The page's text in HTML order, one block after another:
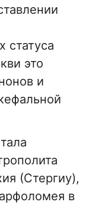
статуса
это
и
(Стергиу),
в